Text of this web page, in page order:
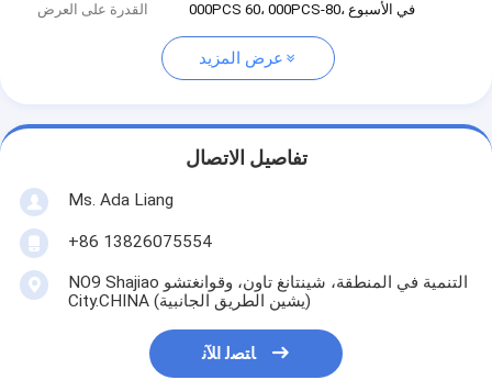
القدرة على العرض
000PCS 60، 000PCS-80، في الأسبوع
عرض المزيد
تفاصيل الاتصال
Ms. Ada Liang
+86 13826075554
NO9 Shajiao التنمية في المنطقة، شينتانغ تاون، وقوانغتشو
City.CHINA (يشين الطريق الجانبية)
ﺎﺘﺼﻟ ﺍﻶﻧ